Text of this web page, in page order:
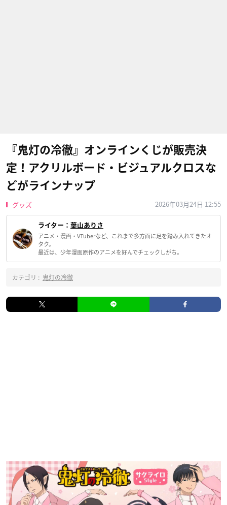
『鬼灯の冷徹』オンラインくじが販売決
定！アクリルボード・ビジュアルクロスな
どがラインナップ
グッズ 2026年03月24日 12:55
ライター： 葉山ありさ
アニメ・漫画・VTuberなど、これまで多方面に足を踏み入れてきたオ
タク。
最近は、少年漫画原作のアニメを好んでチェックしがち。
カテゴリ : 鬼灯の冷徹